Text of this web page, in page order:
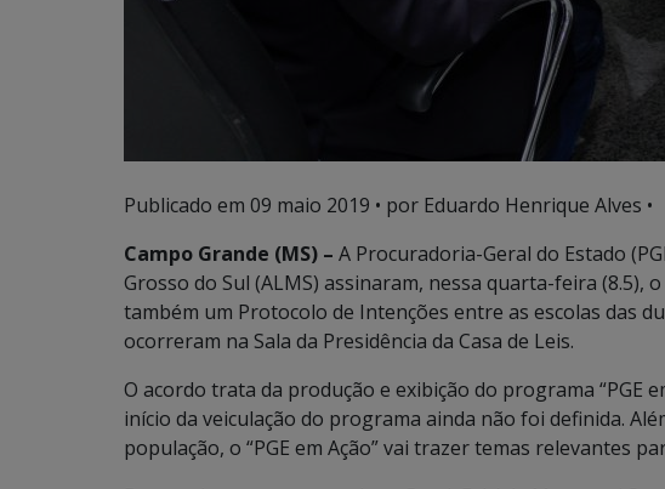
Publicado em 09 maio 2019 • por Eduardo Henrique Alves •
Campo Grande (MS) – A Procuradoria-Geral do Estado
Grosso do Sul (ALMS) assinaram, nessa quarta-feira (8.5),
também um Protocolo de Intenções entre as escolas das
ocorreram na Sala da Presidência da Casa de Leis.
O acordo trata da produção e exibição do programa “PGE
início da veiculação do programa ainda não foi definida.
população, o “PGE em Ação” vai trazer temas relevantes